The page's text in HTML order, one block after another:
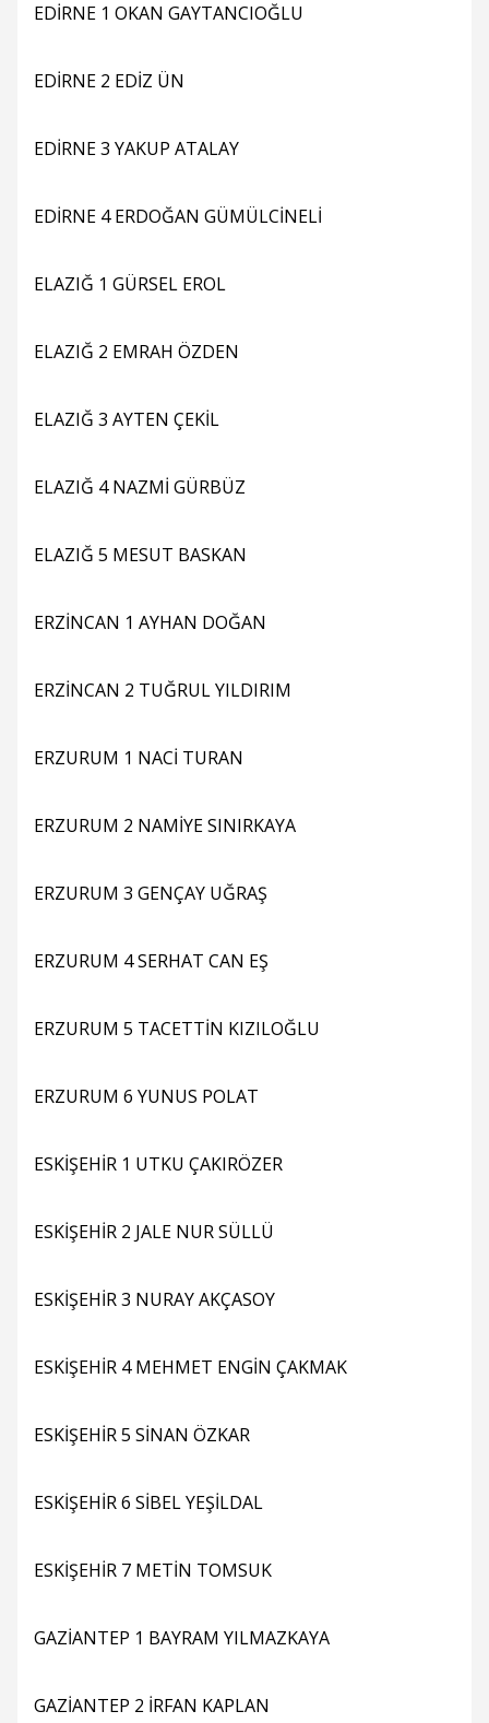
EDİRNE 1 OKAN GAYTANCIOĞLU
EDİRNE 2 EDİZ ÜN
EDİRNE 3 YAKUP ATALAY
EDİRNE 4 ERDOĞAN GÜMÜLCİNELİ
ELAZIĞ 1 GÜRSEL EROL
ELAZIĞ 2 EMRAH ÖZDEN
ELAZIĞ 3 AYTEN ÇEKİL
ELAZIĞ 4 NAZMİ GÜRBÜZ
ELAZIĞ 5 MESUT BASKAN
ERZİNCAN 1 AYHAN DOĞAN
ERZİNCAN 2 TUĞRUL YILDIRIM
ERZURUM 1 NACİ TURAN
ERZURUM 2 NAMİYE SINIRKAYA
ERZURUM 3 GENÇAY UĞRAŞ
ERZURUM 4 SERHAT CAN EŞ
ERZURUM 5 TACETTİN KIZILOĞLU
ERZURUM 6 YUNUS POLAT
ESKİŞEHİR 1 UTKU ÇAKIRÖZER
ESKİŞEHİR 2 JALE NUR SÜLLÜ
ESKİŞEHİR 3 NURAY AKÇASOY
ESKİŞEHİR 4 MEHMET ENGİN ÇAKMAK
ESKİŞEHİR 5 SİNAN ÖZKAR
ESKİŞEHİR 6 SİBEL YEŞİLDAL
ESKİŞEHİR 7 METİN TOMSUK
GAZİANTEP 1 BAYRAM YILMAZKAYA
GAZİANTEP 2 İRFAN KAPLAN